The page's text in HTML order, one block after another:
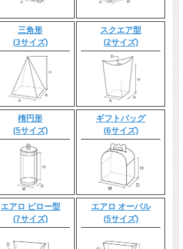
三角形
(3サイズ)
スクエア型
(2サイズ)
楕円形
(5サイズ)
ギフトバッグ
(6サイズ)
エアロ ピロー型
(7サイズ)
エアロ オーバル
(5サイズ)